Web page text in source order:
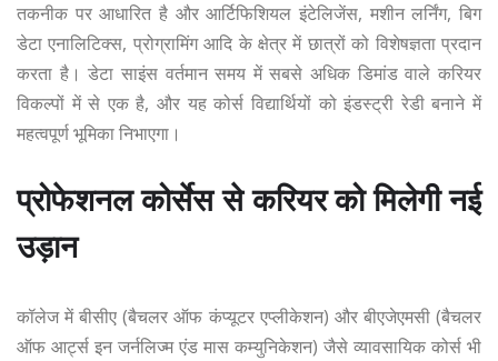
तकनीक पर आधारित है और आर्टिफिशियल इंटेलिजेंस, मशीन लर्निंग, बिग
डेटा एनालिटिक्स, प्रोग्रामिंग आदि के क्षेत्र में छात्रों को विशेषज्ञता प्रदान
करता है। डेटा साइंस वर्तमान समय में सबसे अधिक डिमांड वाले करियर
विकल्पों में से एक है, और यह कोर्स विद्यार्थियों को इंडस्ट्री रेडी बनाने में
महत्वपूर्ण भूमिका निभाएगा।
प्रोफेशनल कोर्सेस से करियर को मिलेगी नई
उड़ान
कॉलेज में बीसीए (बैचलर ऑफ कंप्यूटर एप्लीकेशन) और बीएजेएमसी (बैचलर
ऑफ आर्ट्स इन जर्नलिज्म एंड मास कम्युनिकेशन) जैसे व्यावसायिक कोर्स भी